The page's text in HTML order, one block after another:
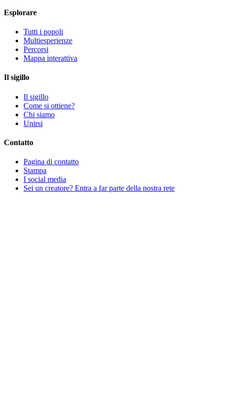
Esplorare
Tutti i popoli
Multiesperienze
Percorsi
Mappa interattiva
Il sigillo
Il sigillo
Come si ottiene?
Chi siamo
Unirsi
Contatto
Pagina di contatto
Stampa
I social media
Sei un creatore? Entra a far parte della nostra rete